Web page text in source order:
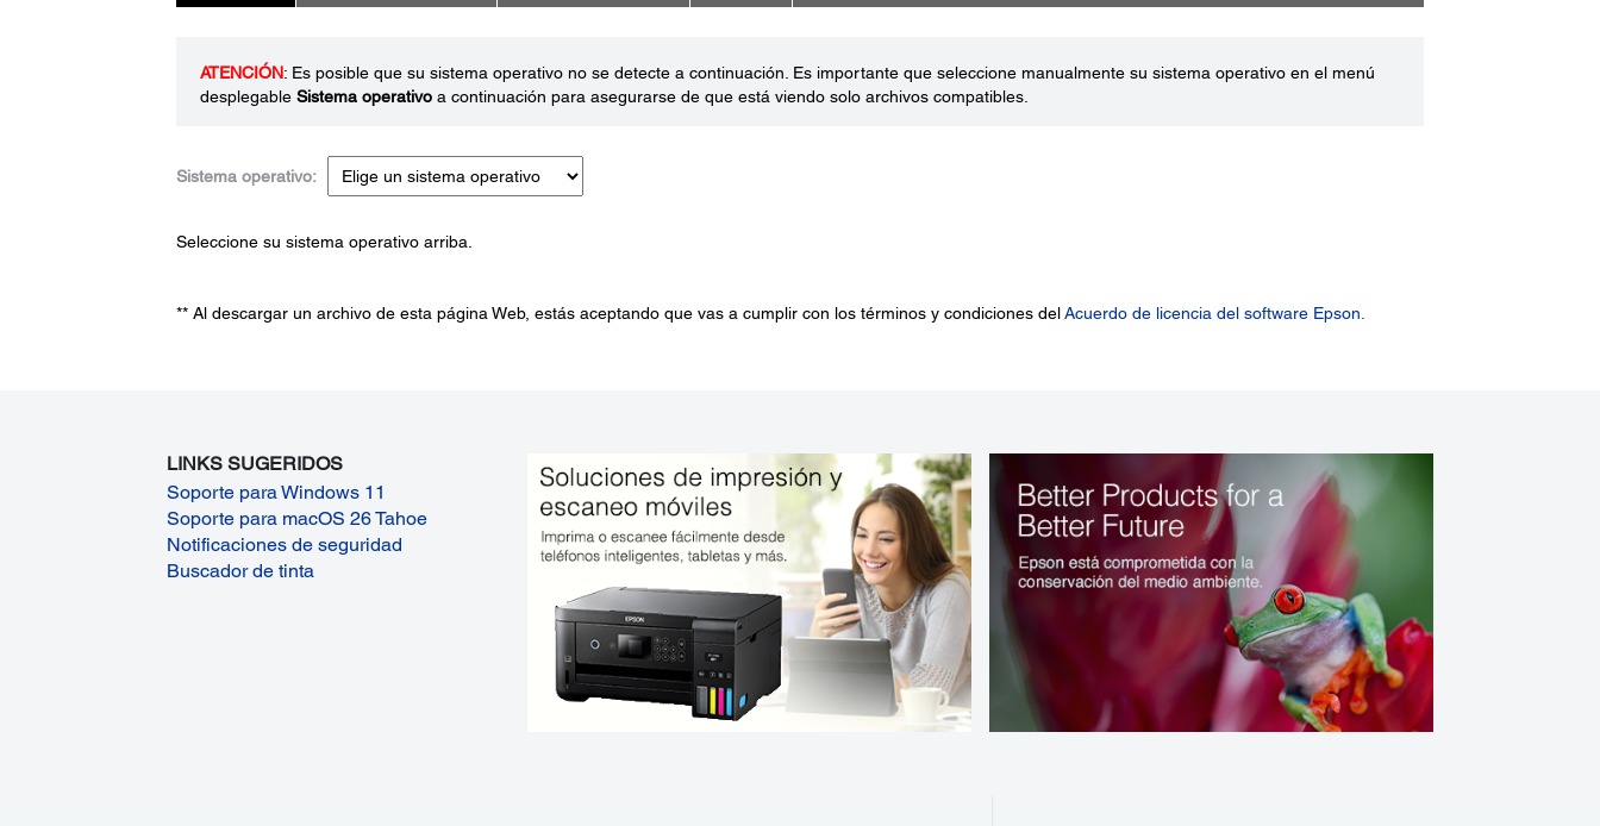
ATENCIÓN: Es posible que su sistema operativo no se detecte a continuación. Es importante que seleccione manualmente su sistema operativo en el menú
desplegable Sistema operativoa continuación para asegurarse de que está viendo solo archivos compatibles.
Sistema operativo:
Seleccione su sistema operativo arriba.
** Al descargar un archivo de esta página Web, estás aceptando que vas a cumplir con los términos y condiciones delAcuerdo de licencia del software Epson.
LINKS SUGERIDOS
Soporte para Windows 11
Soporte para macOS 26 Tahoe
Notificaciones de seguridad
Buscador de tinta